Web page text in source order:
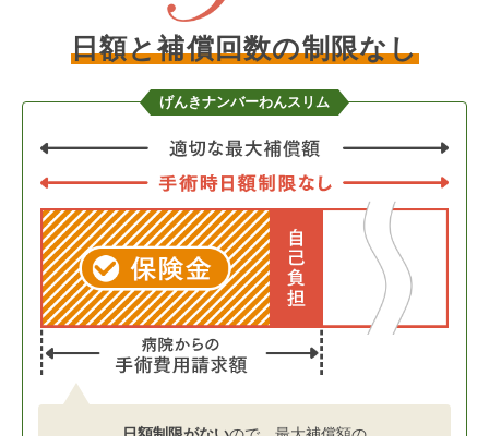
日額と補償回数の制限なし
げんきナンバーわんスリム